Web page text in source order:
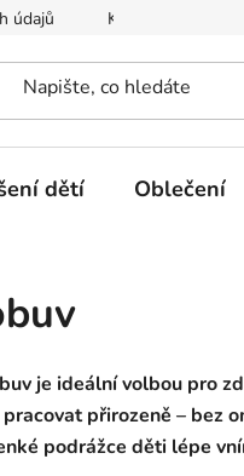
údajů Kontakty na
dětí Oblečení
je ideální volbou pro
přirozeně – bez
podrážce děti lépe